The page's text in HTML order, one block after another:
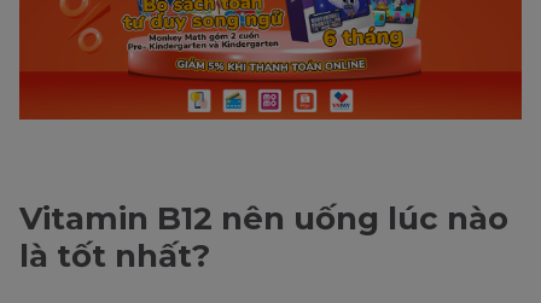
Vitamin B12 nên uống lúc nào
là tốt nhất?